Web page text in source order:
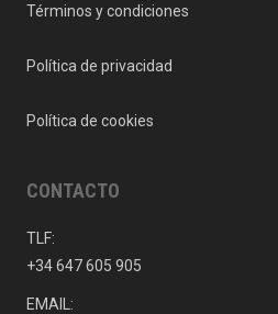
Términos y condiciones
Política de privacidad
Política de cookies
CONTACTO
TLF:
+34 647 605 905
EMAIL: